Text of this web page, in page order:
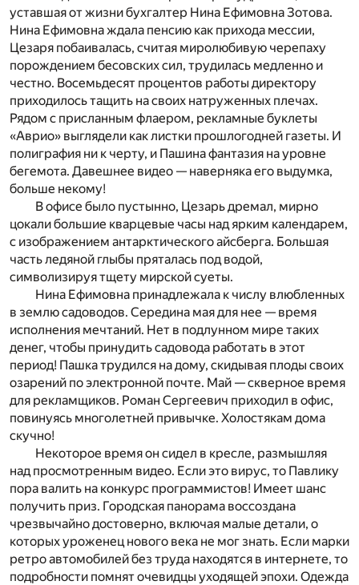
уставшая от жизни бухгалтер Нина Ефимовна Зотова.
Нина Ефимовна ждала пенсию как прихода мессии,
Цезаря побаивалась, считая миролюбивую черепаху
порождением бесовских сил, трудилась медленно и
честно. Восемьдесят процентов работы директору
приходилось тащить на своих натруженных плечах.
Рядом с присланным флаером, рекламные буклеты
«Аврио» выглядели как листки прошлогодней газеты. И
полиграфия ни к черту, и Пашина фантазия на уровне
бегемота. Давешнее видео — наверняка его выдумка,
больше некому!
В офисе было пустынно, Цезарь дремал, мирно
цокали большие кварцевые часы над ярким календарем,
с изображением антарктического айсберга. Большая
часть ледяной глыбы пряталась под водой,
символизируя тщету мирской суеты.
Нина Ефимовна принадлежала к числу влюбленных
в землю садоводов. Середина мая для нее — время
исполнения мечтаний. Нет в подлунном мире таких
денег, чтобы принудить садовода работать в этот
период! Пашка трудился на дому, скидывая плоды своих
озарений по электронной почте. Май — скверное время
для рекламщиков. Роман Сергеевич приходил в офис,
повинуясь многолетней привычке. Холостякам дома
скучно!
Некоторое время он сидел в кресле, размышляя
над просмотренным видео. Если это вирус, то Павлику
пора валить на конкурс программистов! Имеет шанс
получить приз. Городская панорама воссоздана
чрезвычайно достоверно, включая малые детали, о
которых уроженец нового века не мог знать. Если марки
ретро автомобилей без труда находятся в интернете, то
подробности помнят очевидцы уходящей эпохи. Одежда